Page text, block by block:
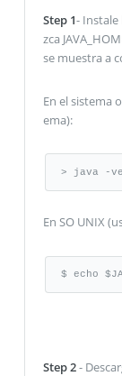
Step 1- Instale
zca
se muestra a
En el sistema
ema):
> java -
En SO UNIX
$ echo
Step 2-